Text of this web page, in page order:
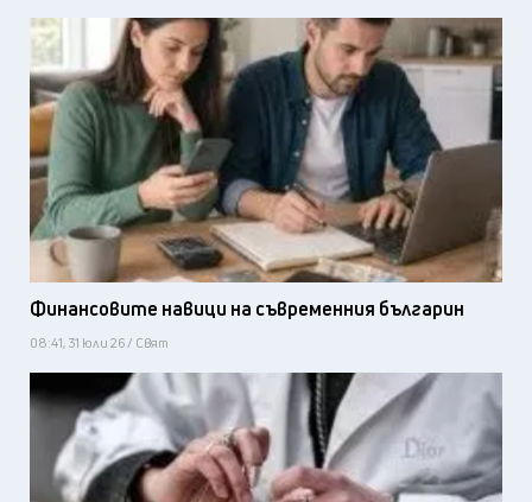
Финансовите навици на съвременния българин
08:41, 31 юли 26 / Свят